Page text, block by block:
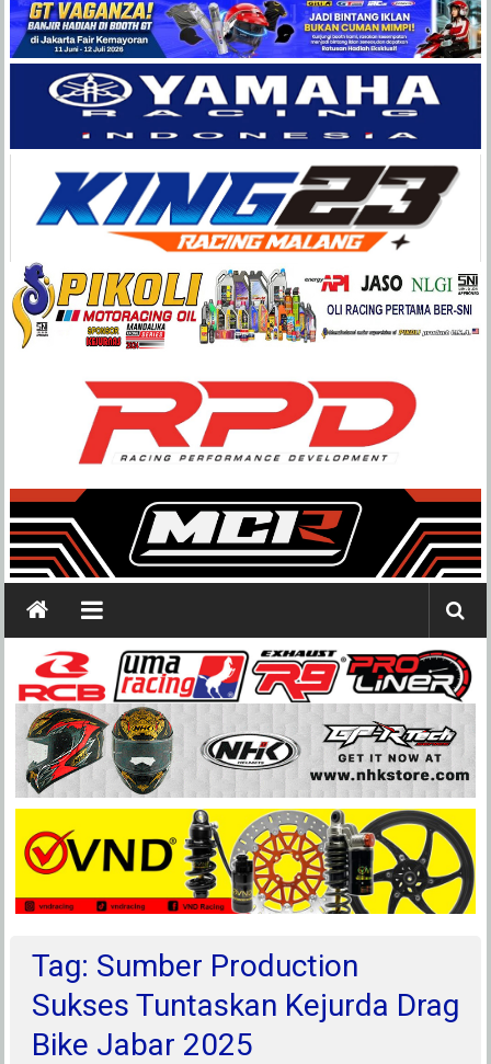
Balap
Paling
Lengkap
Tag: Sumber Production
Sukses Tuntaskan Kejurda Drag
Bike Jabar 2025